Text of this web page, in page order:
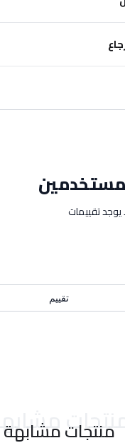
يوجد تقييمات
تقييم
منتجات مشابهة
منتجات مشابهة